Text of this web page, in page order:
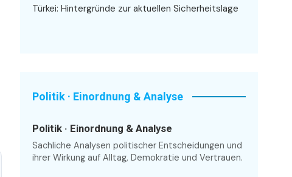
Türkei: Hintergründe zur aktuellen Sicherheitslage
Politik · Einordnung & Analyse
Politik · Einordnung & Analyse
Sachliche Analysen politischer Entscheidungen und
ihrer Wirkung auf Alltag, Demokratie und Vertrauen.